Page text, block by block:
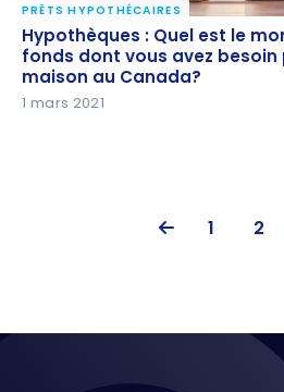
Hypothèques : Quel est le
fonds dont vous avez besoin
maison au Canada?
PRÊTS HYPOTHÉCAIRES
Hypothèques : Quel est le
fonds dont vous avez
maison au Canada?
1 mars 2021
1 2